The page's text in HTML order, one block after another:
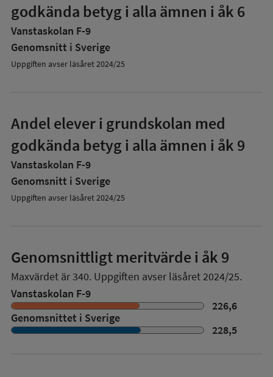
godkända betyg i alla ämnen i åk 6
Vanstaskolan F-9
Genomsnitt i Sverige
Uppgiften avser läsåret 2024/25
Andel elever i grundskolan med
godkända betyg i alla ämnen i åk 9
Vanstaskolan F-9
Genomsnitt i Sverige
Uppgiften avser läsåret 2024/25
Genomsnittligt meritvärde i åk 9
Maxvärdet är 340. Uppgiften avser läsåret 2024/25.
Vanstaskolan F-9
226,6
Genomsnittet i Sverige
228,5